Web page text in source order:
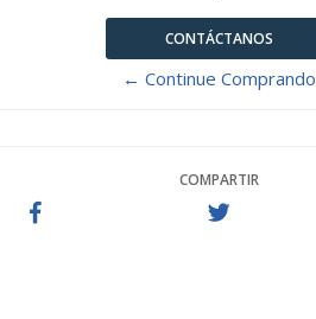
CONTÁCTANOS
← Continue Comprando
COMPARTIR